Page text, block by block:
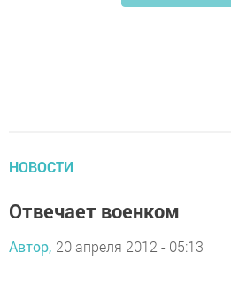
НОВОСТИ
Отвечает военком
Автор, 20 апреля 2012 - 05:13